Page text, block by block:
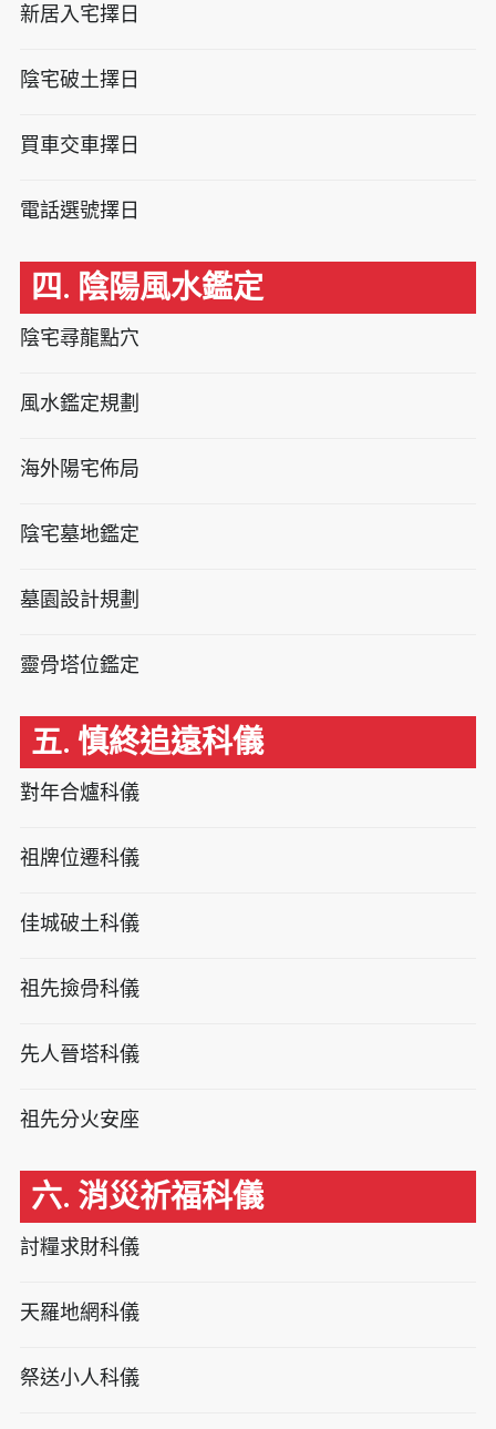
新居入宅擇日
陰宅破土擇日
買車交車擇日
電話選號擇日
四. 陰陽風水鑑定
陰宅尋龍點穴
風水鑑定規劃
海外陽宅佈局
陰宅墓地鑑定
墓園設計規劃
靈骨塔位鑑定
五. 慎終追遠科儀
對年合爐科儀
祖牌位遷科儀
佳城破土科儀
祖先撿骨科儀
先人晉塔科儀
祖先分火安座
六. 消災祈福科儀
討糧求財科儀
天羅地網科儀
祭送小人科儀